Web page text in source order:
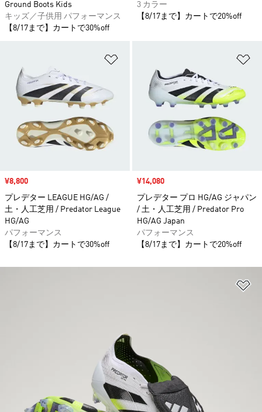
Ground Boots Kids
キッズ／子供用 パフォーマンス
【8/17まで】カートで30%off
3 カラー
【8/17まで】カートで20%off
セール価格
¥8,800
プレデター LEAGUE HG/AG /
土・人工芝用 / Predator League
HG/AG
パフォーマンス
【8/17まで】カートで30%off
セール価格
¥14,080
プレデター プロ HG/AG ジャパン
/ 土・人工芝用 / Predator Pro
HG/AG Japan
パフォーマンス
【8/17まで】カートで20%off